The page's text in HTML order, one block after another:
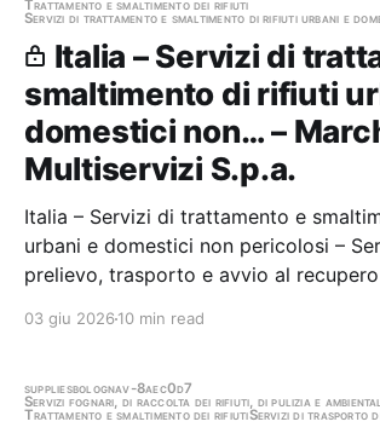
Trattamento e smaltimento dei rifiuti
Servizi di trattamento e smaltimento di rifiuti urbani e
Italia – Servizi di
smaltimento di rifiuti
domestici non… –
Multiservizi S.p.a.
Italia – Servizi di trattamento e
urbani e domestici non pericolosi –
prelievo, trasporto e avvio al
territorio gestito da MMS Spa, per un
03 giu 2026 10 min read
suppliesbolognav-8aec0d7
Servizi fognari, di raccolta dei rifiuti, di pulizia e
Trattamento e smaltimento dei rifiutiServizi di trasporto